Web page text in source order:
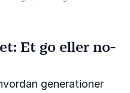
Et go eller no-
generationer